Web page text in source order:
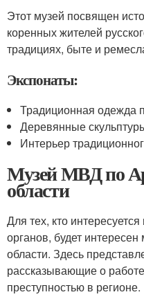
Этот музей посвящен
коренных жителей
традициях, быте и
Экспонаты:
Традиционная одежда
Деревянные
Интерьер
Музей МВД по
области
Для тех, кто
органов, будет
области. Здесь
рассказывающие о
преступностью в регионе.